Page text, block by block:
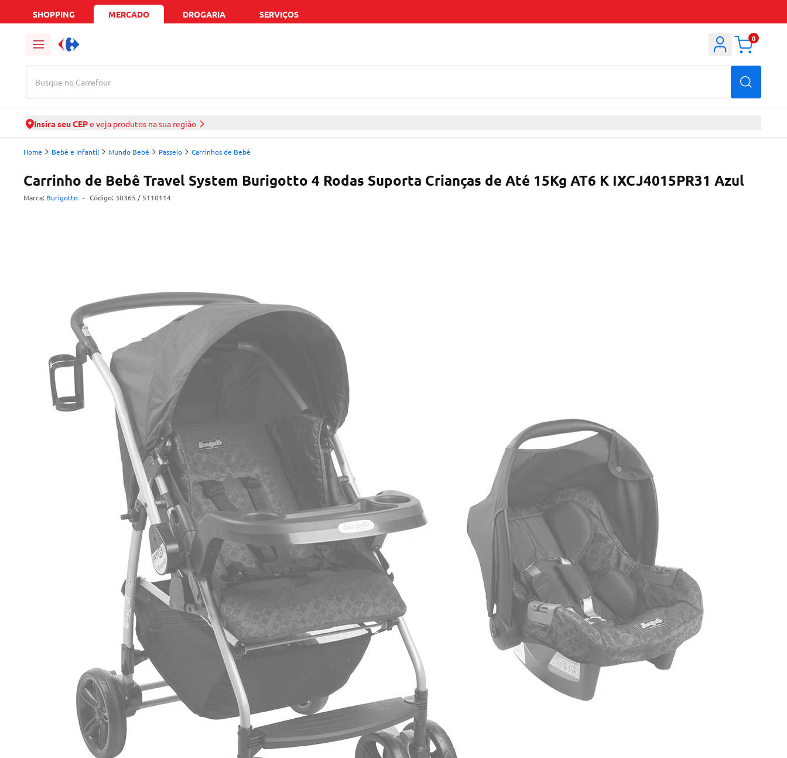
SHOPPING MERCADO DROGARIA SERVIÇOS
Busque no Carrefour
0
Insira seu CEPe veja produtos na sua região
Home Bebê e Infantil Mundo Bebê Passeio Carrinhos de Bebê
Carrinho de Bebê Travel System Burigotto 4 Rodas Suporta Crianças de Até 15Kg AT6 K IXCJ4015PR31 Azul
Marca: Burigotto - Código: 30365 / 5110114